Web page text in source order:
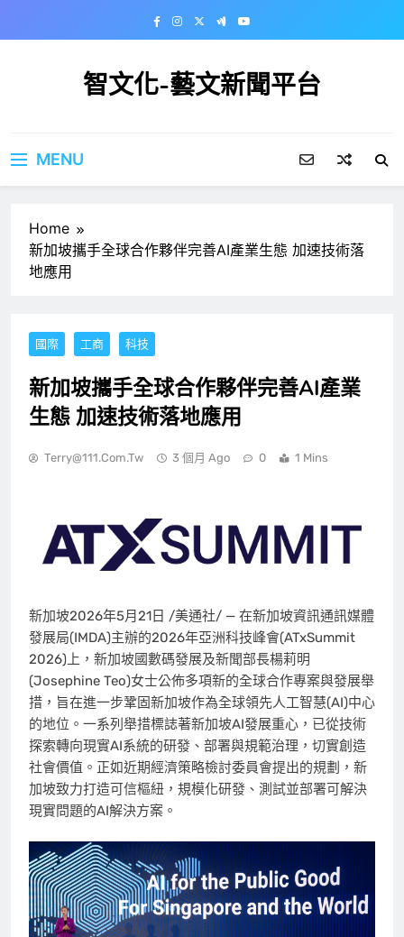
智文化-藝文新聞平台
MENU
Home
新加坡攜手全球合作夥伴完善AI產業生態 加速技術落
地應用
國際 工商 科技
新加坡攜手全球合作夥伴完善AI產業
生態 加速技術落地應用
Terry@111.com.tw 3 個月 Ago 0 1 Mins
新加坡2026年5月21日 /美通社/ — 在新加坡資訊通訊媒體
發展局(IMDA)主辦的2026年亞洲科技峰會(ATxSummit
2026)上， 新加坡國數碼發展及新聞部長楊莉明
(Josephine Teo)女士公佈多項新的全球合作專案與發展舉
措，旨在進一步鞏固新加坡作為全球領先人工智慧(AI)中心
的地位。一系列舉措標誌著新加坡AI發展重心，已從技術
探索轉向現實AI系統的研發、部署與規範治理，切實創造
社會價值。正如近期經濟策略檢討委員會提出的規劃，新
加坡致力打造可信樞紐，規模化研發、測試並部署可解決
現實問題的AI解決方案。